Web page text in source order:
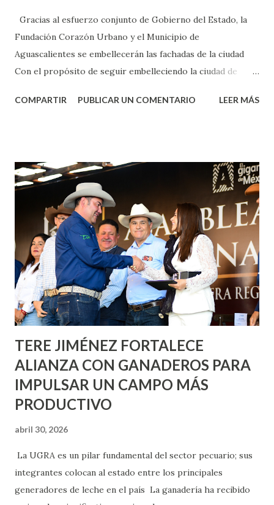
Gracias al esfuerzo conjunto de Gobierno del Estado, la
Fundación Corazón Urbano y el Municipio de
Aguascalientes se embellecerán las fachadas de la ciudad
Con el propósito de seguir embelleciendo la ciudad de
municipal, Leo Montañez dio inicio al programa
Corazón Urbano y el Municipio capital. Leo Montañez
informó que en este programa se usarán cerca de 90 mil
metros cuadrados de pintura, para dar inicio en la calle
Nieto, entre Jesús F. Elizondo y la calle 22 de Octubre, con
lo que se aplicará pintura en 66 casas. Posteriormente se
llevará este programa a Villas de Nuestra Señora de la
Asunción, Avenida Alameda y Decreto 27 de Septiembre, en
los edificios FOVISSSTE Ojo de Agua, en la comunidad
Norias de Paso Hondo y en los edificios de...
COMPARTIR PUBLICAR UN COMENTARIO LEER MÁS
TERE JIMÉNEZ FORTALECE
ALIANZA CON GANADEROS PARA
IMPULSAR UN CAMPO MÁS
PRODUCTIVO
abril 30, 2026
La UGRA es un pilar fundamental del sector pecuario; sus
integrantes colocan al estado entre los principales
generadores de leche en el país La ganadería ha recibido